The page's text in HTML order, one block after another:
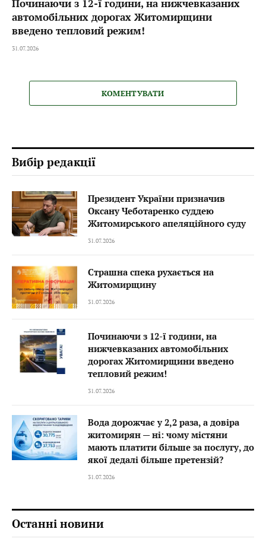
Починаючи з 12-ї години, на нижчевказаних
автомобільних дорогах Житомирщини
введено тепловий режим!
31.07.2026
КОМЕНТУВАТИ
Вибір редакції
Президент України призначив
Оксану Чеботаренко суддею
Житомирського апеляційного суду
31.07.2026
Страшна спека рухається на
Житомирщину
31.07.2026
Починаючи з 12-ї години, на
нижчевказаних автомобільних
дорогах Житомирщини введено
тепловий режим!
31.07.2026
Вода дорожчає у 2,2 раза, а довіра
житомирян — ні: чому містяни
мають платити більше за послугу, до
якої дедалі більше претензій?
31.07.2026
Останні новини